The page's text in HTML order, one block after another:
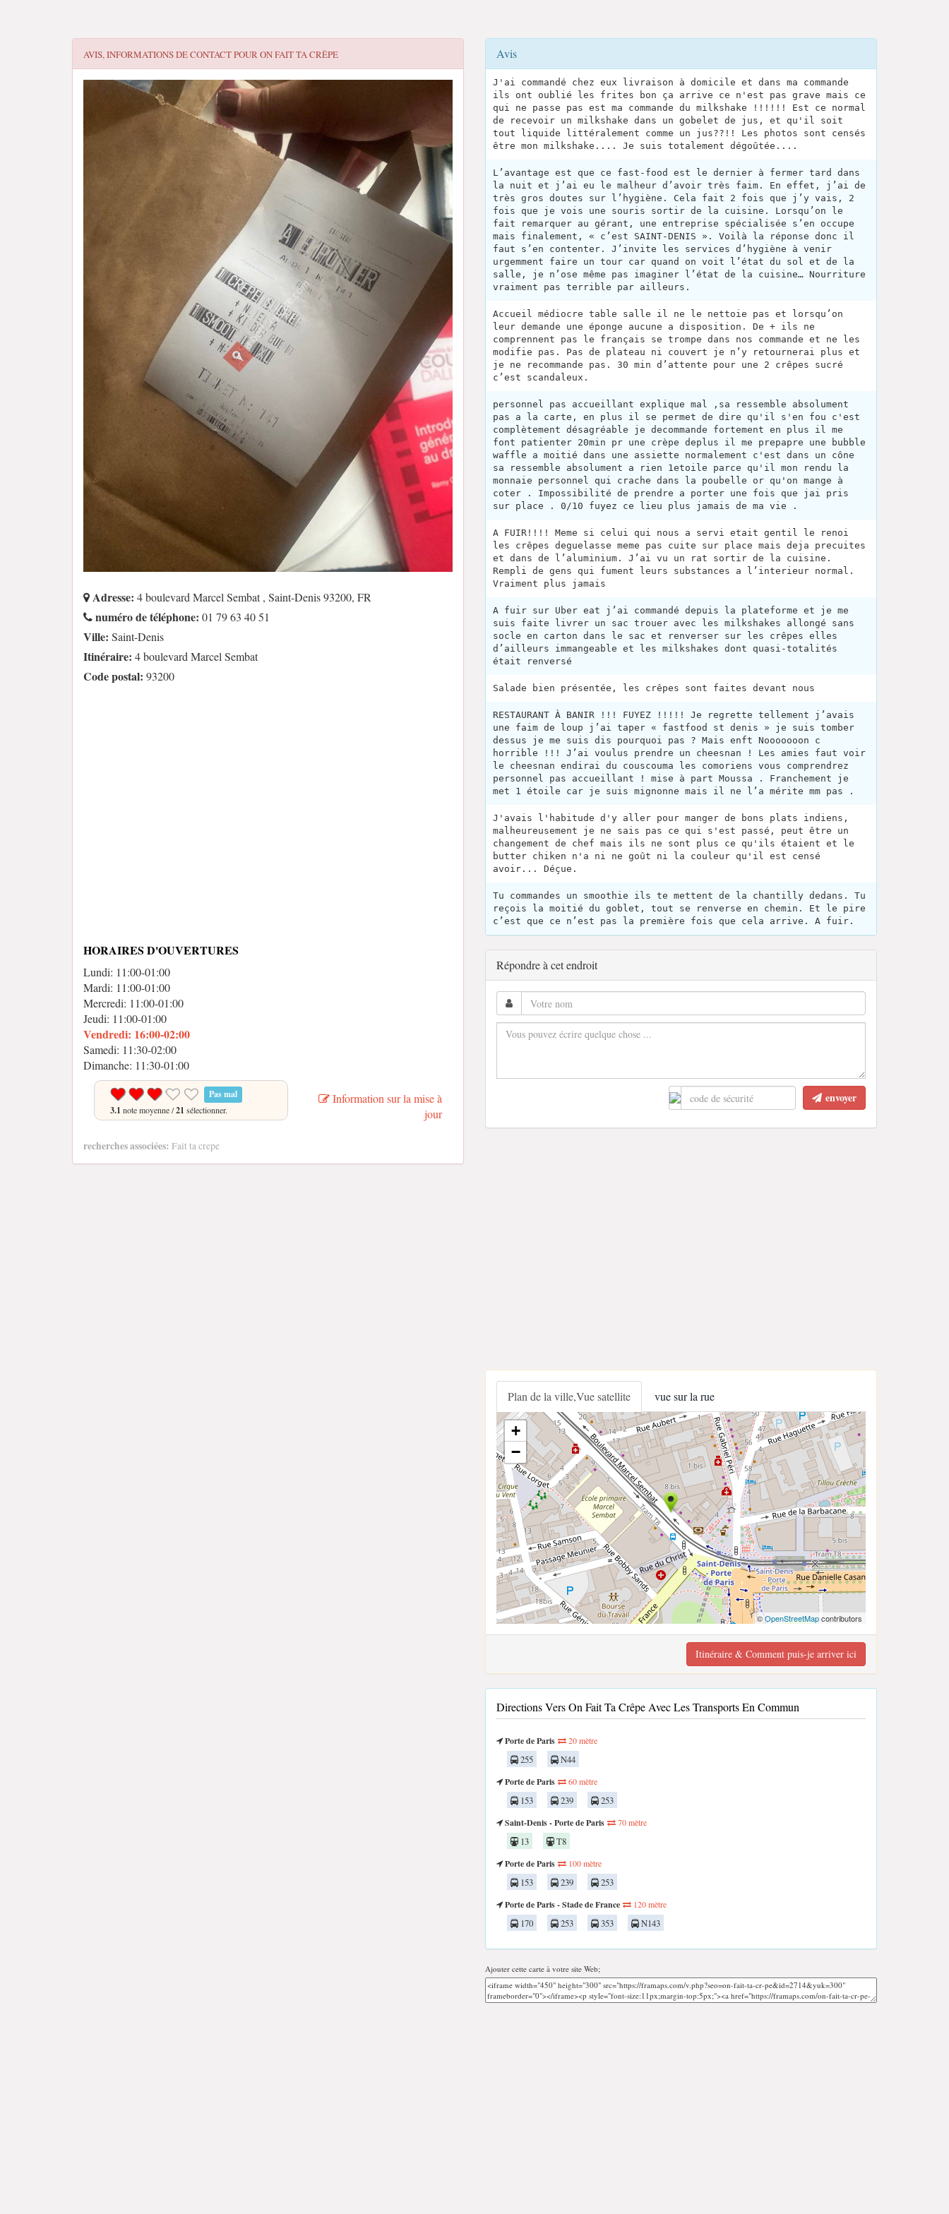
AVIS, INFORMATIONS DE CONTACT POURON FAIT TA CRÊPE
Adresse: 4 boulevard Marcel Sembat , Saint-Denis 93200, FR
numéro de téléphone: 01 79 63 40 51
Ville: Saint-Denis
Itinéraire: 4 boulevard Marcel Sembat
Code postal: 93200
HORAIRES D'OUVERTURES
Lundi: 11:00-01:00
Mardi: 11:00-01:00
Mercredi: 11:00-01:00
Jeudi: 11:00-01:00
Vendredi: 16:00-02:00
Samedi: 11:30-02:00
Dimanche: 11:30-01:00
Pas mal
3.1 note moyenne /21 sélectionner.
Information sur la mise à
jour
recherches associées: Fait ta crepe
Avis
J'ai commandé chez eux livraison à domicile et dans ma commande
ils ont oublié les frites bon ça arrive ce n'est pas grave mais ce
qui ne passe pas est ma commande du milkshake !!!!!! Est ce normal
de recevoir un milkshake dans un gobelet de jus, et qu'il soit
tout liquide littéralement comme un jus??!! Les photos sont censés
être mon milkshake.... Je suis totalement dégoûtée....
L’avantage est que ce fast-food est le dernier à fermer tard dans
la nuit et j’ai eu le malheur d’avoir très faim. En effet, j’ai de
très gros doutes sur l’hygiène. Cela fait 2 fois que j’y vais, 2
fois que je vois une souris sortir de la cuisine. Lorsqu’on le
fait remarquer au gérant, une entreprise spécialisée s’en occupe
mais finalement, « c’est SAINT-DENIS ». Voilà la réponse donc il
faut s’en contenter. J’invite les services d’hygiène à venir
urgemment faire un tour car quand on voit l’état du sol et de la
salle, je n’ose même pas imaginer l’état de la cuisine… Nourriture
vraiment pas terrible par ailleurs.
Accueil médiocre table salle il ne le nettoie pas et lorsqu’on
leur demande une éponge aucune a disposition. De + ils ne
comprennent pas le français se trompe dans nos commande et ne les
modifie pas. Pas de plateau ni couvert je n’y retournerai plus et
je ne recommande pas. 30 min d’attente pour une 2 crêpes sucré
c’est scandaleux.
personnel pas accueillant explique mal ,sa ressemble absolument
pas a la carte, en plus il se permet de dire qu'il s'en fou c'est
complètement désagréable je decommande fortement en plus il me
font patienter 20min pr une crèpe deplus il me prepapre une bubble
waffle a moitié dans une assiette normalement c'est dans un cône
sa ressemble absolument a rien 1etoile parce qu'il mon rendu la
monnaie personnel qui crache dans la poubelle or qu'on mange à
coter . Impossibilité de prendre a porter une fois que jai pris
sur place . 0/10 fuyez ce lieu plus jamais de ma vie .
A FUIR!!!! Meme si celui qui nous a servi etait gentil le renoi
les crêpes deguelasse meme pas cuite sur place mais deja precuites
et dans de l’aluminium. J’ai vu un rat sortir de la cuisine.
Rempli de gens qui fument leurs substances a l’interieur normal.
Vraiment plus jamais
A fuir sur Uber eat j’ai commandé depuis la plateforme et je me
suis faite livrer un sac trouer avec les milkshakes allongé sans
socle en carton dans le sac et renverser sur les crêpes elles
d’ailleurs immangeable et les milkshakes dont quasi-totalités
était renversé
Salade bien présentée, les crêpes sont faites devant nous
RESTAURANT À BANIR !!! FUYEZ !!!!! Je regrette tellement j’avais
une faim de loup j’ai taper « fastfood st denis » je suis tomber
dessus je me suis dis pourquoi pas ? Mais enft Nooooooon c
horrible !!! J’ai voulus prendre un cheesnan ! Les amies faut voir
le cheesnan endirai du couscouma les comoriens vous comprendrez
personnel pas accueillant ! mise à part Moussa . Franchement je
met 1 étoile car je suis mignonne mais il ne l’a mérite mm pas .
J'avais l'habitude d'y aller pour manger de bons plats indiens,
malheureusement je ne sais pas ce qui s'est passé, peut être un
changement de chef mais ils ne sont plus ce qu'ils étaient et le
butter chiken n'a ni ne goût ni la couleur qu'il est censé
avoir... Déçue.
Tu commandes un smoothie ils te mettent de la chantilly dedans. Tu
reçois la moitié du goblet, tout se renverse en chemin. Et le pire
c’est que ce n’est pas la première fois que cela arrive. A fuir.
Répondre à cet endroit
envoyer
Plan de la ville,Vue satellite vue sur la rue
+
−
©OpenStreetMapcontributors
Itinéraire & Comment puis-je arriver ici
Directions Vers On Fait Ta Crêpe Avec Les Transports En Commun
Porte de Paris 20 mètre
255
N44
Porte de Paris
60 mètre
153 239
253
Saint-Denis - Porte de Paris
70 mètre
13
T8
Porte de Paris
100 mètre
153 239
253
Porte de Paris - Stade de France
120 mètre
170 253 353 N143
Ajouter cette carte à votre site Web;